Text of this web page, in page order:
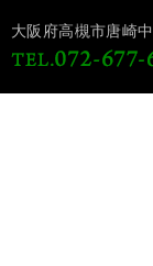
大阪府高槻市唐崎